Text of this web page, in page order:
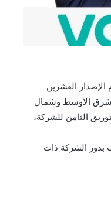
الإصدار العشرين
الشرق الأوسط وشمال
الثامن للشركة،
بدور الشركة ذات